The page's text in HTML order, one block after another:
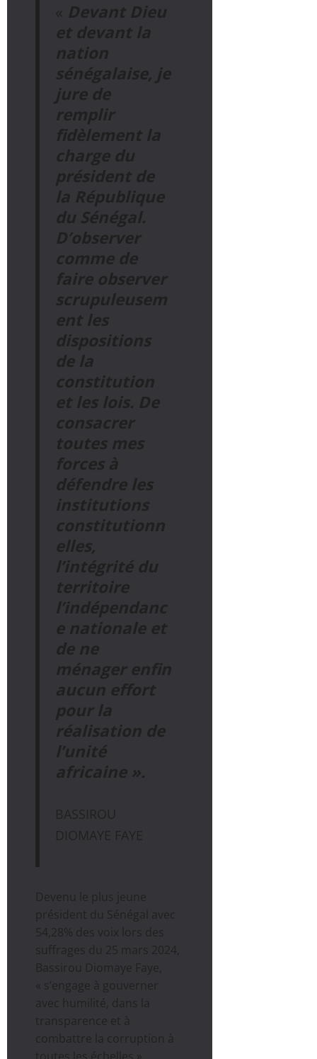
« Devant Dieu
et devant la
nation
sénégalaise, je
jure de
remplir
fidèlement la
charge du
président de
la République
du Sénégal.
D’observer
comme de
faire observer
scrupuleusem
ent les
dispositions
de la
constitution
et les lois. De
consacrer
toutes mes
forces à
défendre les
institutions
constitutionn
elles,
l’intégrité du
territoire
l’indépendanc
e nationale et
de ne
ménager enfin
aucun effort
pour la
réalisation de
l’unité
africaine ».
BASSIROU
DIOMAYE FAYE
Devenu le plus jeune
président du Sénégal avec
54,28% des voix lors des
suffrages du 25 mars 2024,
Bassirou Diomaye Faye,
« s’engage à gouverner
avec humilité, dans la
transparence et à
combattre la corruption à